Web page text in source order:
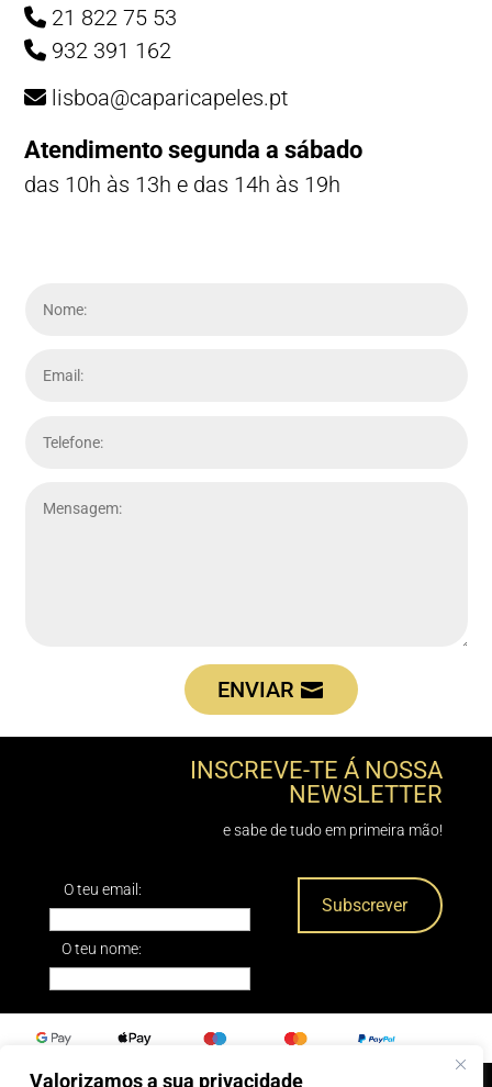
Valorizamos a sua privacidade
21 822 75 53
932 391 162
lisboa@caparicapeles.pt
Atendimento segunda a sábado
das 10h às 13h e das 14h às 19h
ENVIAR
INSCREVE-TE Á NOSSA
NEWSLETTER
e sabe de tudo em primeira mão!
O teu email:
O teu nome: